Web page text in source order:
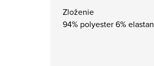
Zloženie
94% polyester 6% elastan